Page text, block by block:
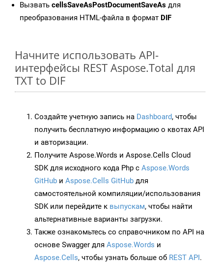
Вызвать cellsSaveAsPostDocumentSaveAs для
преобразования HTML-файла в формат DIF
Начните использовать API-
интерфейсы REST Aspose.Total для
TXT to DIF
Создайте учетную запись на Dashboard, чтобы
получить бесплатную информацию о квотах API
и авторизации.
Получите Aspose.Words и Aspose.Cells Cloud
SDK для исходного кода Php с Aspose.Words
GitHub и Aspose.Cells GitHub для
самостоятельной компиляции/использования
SDK или перейдите к выпускам, чтобы найти
альтернативные варианты загрузки.
Также ознакомьтесь со справочником по API на
основе Swagger для Aspose.Words и
Aspose.Cells, чтобы узнать больше об REST API.